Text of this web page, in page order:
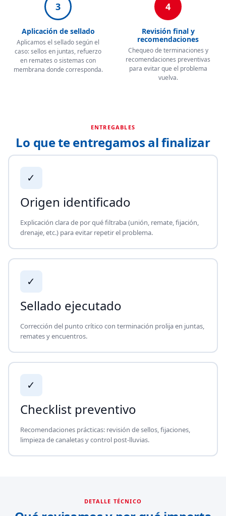
3
Aplicación de sellado
Aplicamos el sellado según el
caso: sellos en juntas, refuerzo
en remates o sistemas con
membrana donde corresponda.
4
Revisión final y
recomendaciones
Chequeo de terminaciones y
recomendaciones preventivas
para evitar que el problema
vuelva.
ENTREGABLES
Lo que te entregamos al finalizar
✓
Origen identificado
Explicación clara de por qué filtraba (unión, remate, fijación,
drenaje, etc.) para evitar repetir el problema.
✓
Sellado ejecutado
Corrección del punto crítico con terminación prolija en juntas,
remates y encuentros.
✓
Checklist preventivo
Recomendaciones prácticas: revisión de sellos, fijaciones,
limpieza de canaletas y control post-lluvias.
DETALLE TÉCNICO